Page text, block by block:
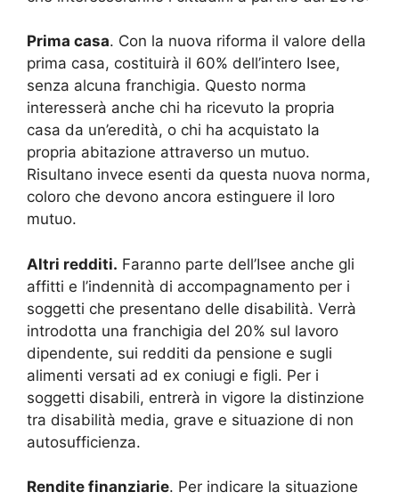
Prima casa. Con la nuova riforma il valore della
prima casa, costituirà il 60% dell’intero Isee,
senza alcuna franchigia. Questo norma
interesserà anche chi ha ricevuto la propria
casa da un’eredità, o chi ha acquistato la
propria abitazione attraverso un mutuo.
Risultano invece esenti da questa nuova norma,
coloro che devono ancora estinguere il loro
mutuo.
Altri redditi. Faranno parte dell’Isee anche gli
affitti e l’indennità di accompagnamento per i
soggetti che presentano delle disabilità. Verrà
introdotta una franchigia del 20% sul lavoro
dipendente, sui redditi da pensione e sugli
alimenti versati ad ex coniugi e figli. Per i
soggetti disabili, entrerà in vigore la distinzione
tra disabilità media, grave e situazione di non
autosufficienza.
Rendite finanziarie. Per indicare la situazione